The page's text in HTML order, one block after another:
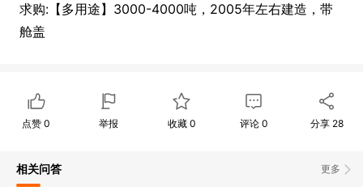
求购:【多用途】3000-4000吨，2005年左右建造，带
舱盖
点赞0 举报 收藏 0 评论0 分享 28
更多
相关问答